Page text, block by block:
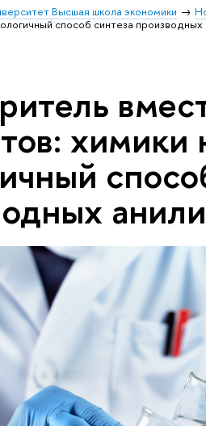
Высшая школа экономики
способ синтеза производных
химики